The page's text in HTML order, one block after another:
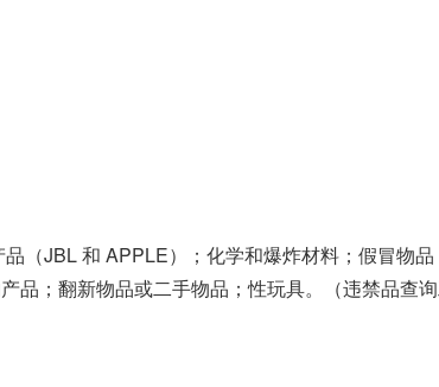
（JBL 和 APPLE）；化学和爆炸材料；假冒物
品；翻新物品或二手物品；性玩具。（违禁品查询